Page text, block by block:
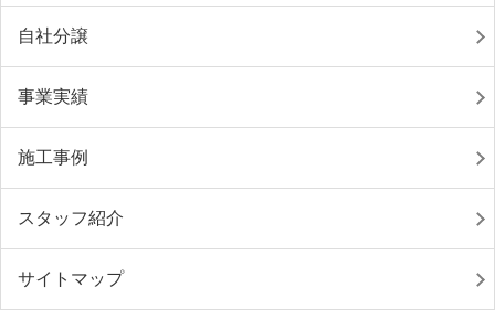
自社分譲
事業実績
施工事例
スタッフ紹介
サイトマップ